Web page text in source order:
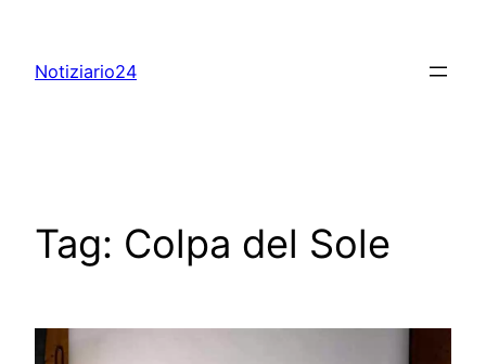
content
Notiziario24
Tag: Colpa del Sole